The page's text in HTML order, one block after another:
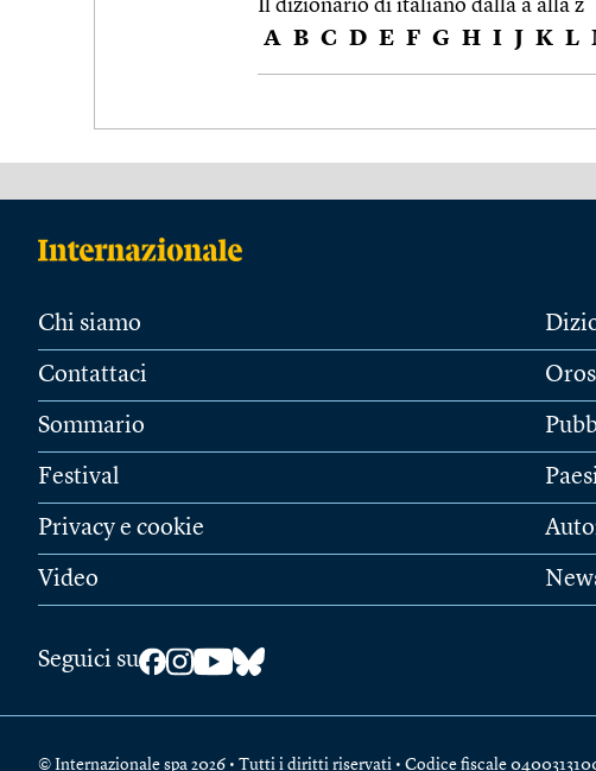
Il dizionario di italiano dalla a alla z
A B C D E F G H I J K L
Chi siamo
Contattaci
Sommario
Festival
Privacy e cookie
Video
Seguici su
© Internazionale spa 2026 • Tutti i diritti riservati • Codice fiscale